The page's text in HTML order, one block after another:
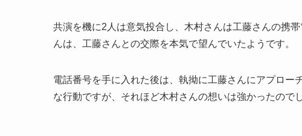
共演を機に2人は意気投合し、木村さんは工藤さんの携
んは、工藤さんとの交際を本気で望んでいたようです。
電話番号を手に入れた後は、執拗に工藤さんにアプロ
な行動ですが、それほど木村さんの想いは強かったので